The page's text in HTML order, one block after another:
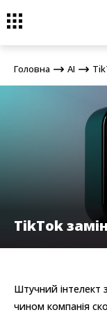
Головна
Головна AI
TikTok
Штучний інтелект
чином компанія